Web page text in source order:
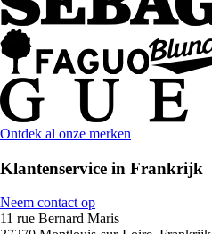
Ontdek al onze merken
Klantenservice in Frankrijk
Neem contact op
11 rue Bernard Maris